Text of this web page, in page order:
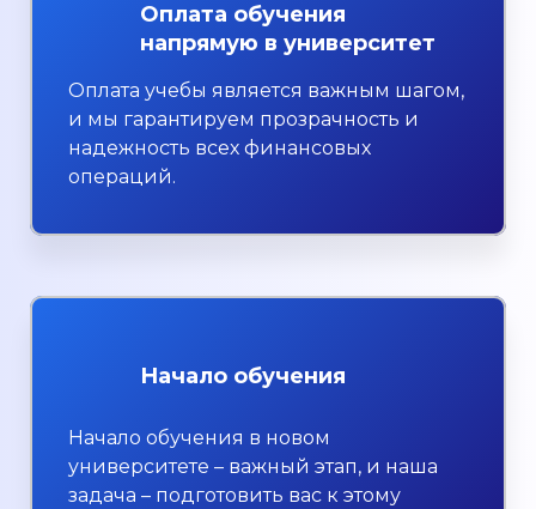
Оплата обучения
напрямую в университет
Оплата учебы является важным шагом,
и мы гарантируем прозрачность и
надежность всех финансовых
операций.
Начало обучения
Начало обучения в новом
университете – важный этап, и наша
задача – подготовить вас к этому